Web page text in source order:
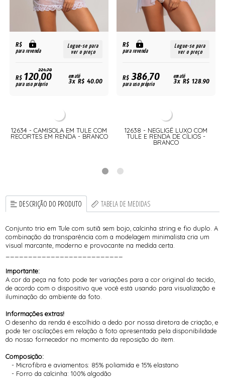
R$
para revenda
Logue-se para
ver o preço
224,70
R$120,00
para uso próprio
em até
3x R$ 40,00
12634 - CAMISOLA EM TULE COM
RECORTES EM RENDA - BRANCO
R$
para revenda
Logue-se para
ver o preço
R$386,70
para uso próprio
em até
3x R$ 128,90
12638 - NEGLIGÊ LUXO COM
TULE E RENDA DE CÍLIOS -
BRANCO
DESCRIÇÃO DO PRODUTO TABELA DE MEDIDAS
Conjunto trio em Tule com sutiã sem bojo, calcinha string e fio duplo. A
combinação da transparência com a modelagem minimalista cria um
visual marcante, moderno e provocante na medida certa.
Importante:
A cor da peça na foto pode ter variações para a cor original do tecido,
de acordo com o dispositivo que você está usando para visualização e
iluminação do ambiente da foto.
Informações extras!
O desenho da renda é escolhido a dedo por nossa diretora de criação, e
pode ter oscilações em relação à foto apresentada pela disponibilidade
do nosso fornecedor no momento da reposição do item.
Composição:
- Microfibra e aviamentos: 85% poliamida e 15% elastano
- Forro da calcinha: 100% algodão